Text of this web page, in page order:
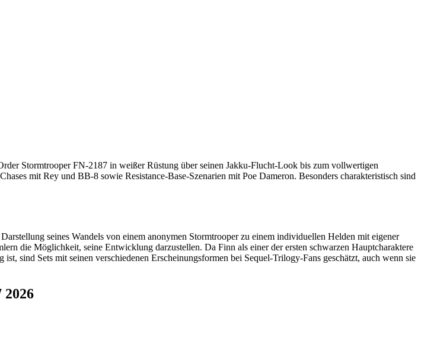
Stormtrooper FN-2187 in weißer Rüstung über seinen Jakku-Flucht-Look bis zum vollwertigen
mit Rey und BB-8 sowie Resistance-Base-Szenarien mit Poe Dameron. Besonders charakteristisch sind
seines Wandels von einem anonymen Stormtrooper zu einem individuellen Helden mit eigener
die Möglichkeit, seine Entwicklung darzustellen. Da Finn als einer der ersten schwarzen Hauptcharaktere
sind Sets mit seinen verschiedenen Erscheinungsformen bei Sequel-Trilogy-Fans geschätzt, auch wenn sie
2026